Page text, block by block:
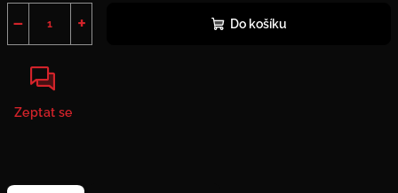
+
− Do košíku
Zeptat se